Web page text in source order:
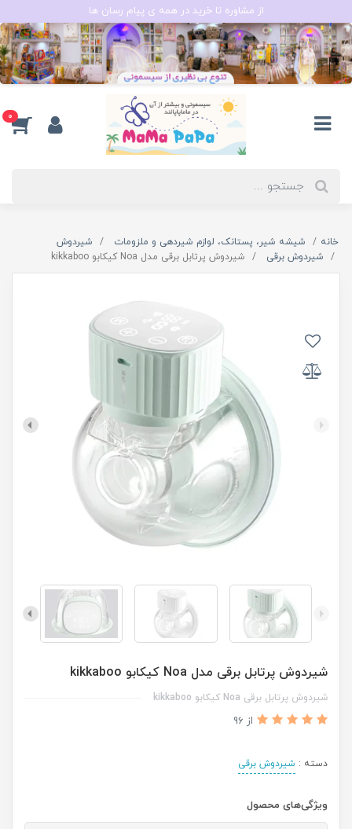
از مشاوره تا خرید در همه ی پیام رسان ها
0
خانه شیشه شیر، پستانک، لوازم شیردهی و ملزومات
شیردوش
شیردوش برقی
شیردوش پرتابل برقی مدل Noa کیکابو kikkaboo
شیردوش پرتابل برقی مدل Noa کیکابو kikkaboo
شیردوش پرتابل برقی Noa کیکابو kikkaboo
از 96
دسته : شیردوش برقی
ویژگی‌های محصول